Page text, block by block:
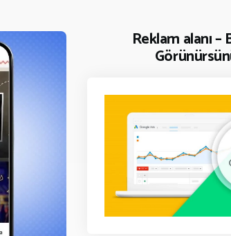
Reklam alanı –